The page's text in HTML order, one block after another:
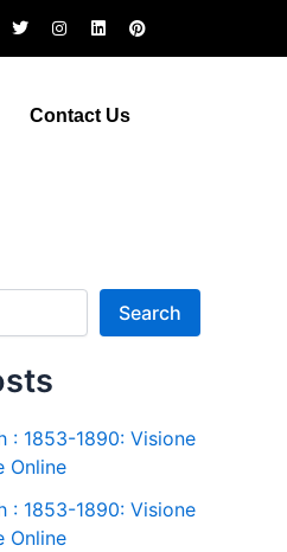
T
w
I
n
r
L
i
i
P
i
Contact Us
Search
: 1853-1890: Visione
Online
: 1853-1890: Visione
Online